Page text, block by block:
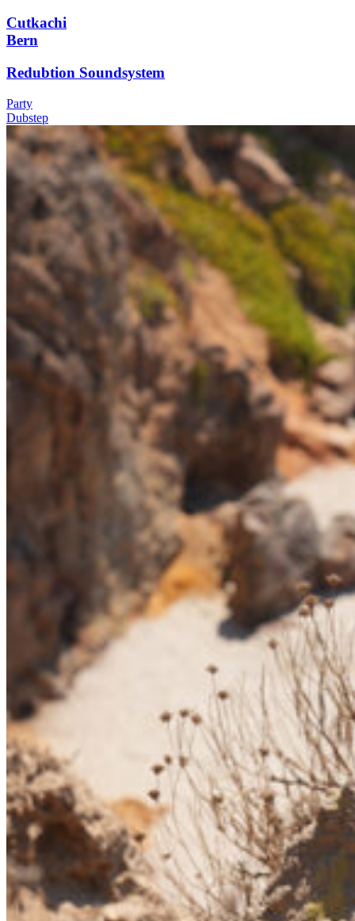
Cutkachi
Bern
Redubtion Soundsystem
Party
Dubstep